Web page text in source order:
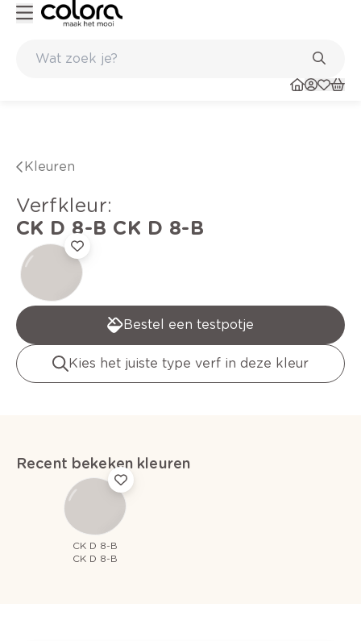
Kleuren
verfkleur:
CK D 8-B CK D 8-B
Bestel een testpotje
Kies het juiste type verf in deze kleur
Recent bekeken kleuren
CK D 8-B
CK D 8-B